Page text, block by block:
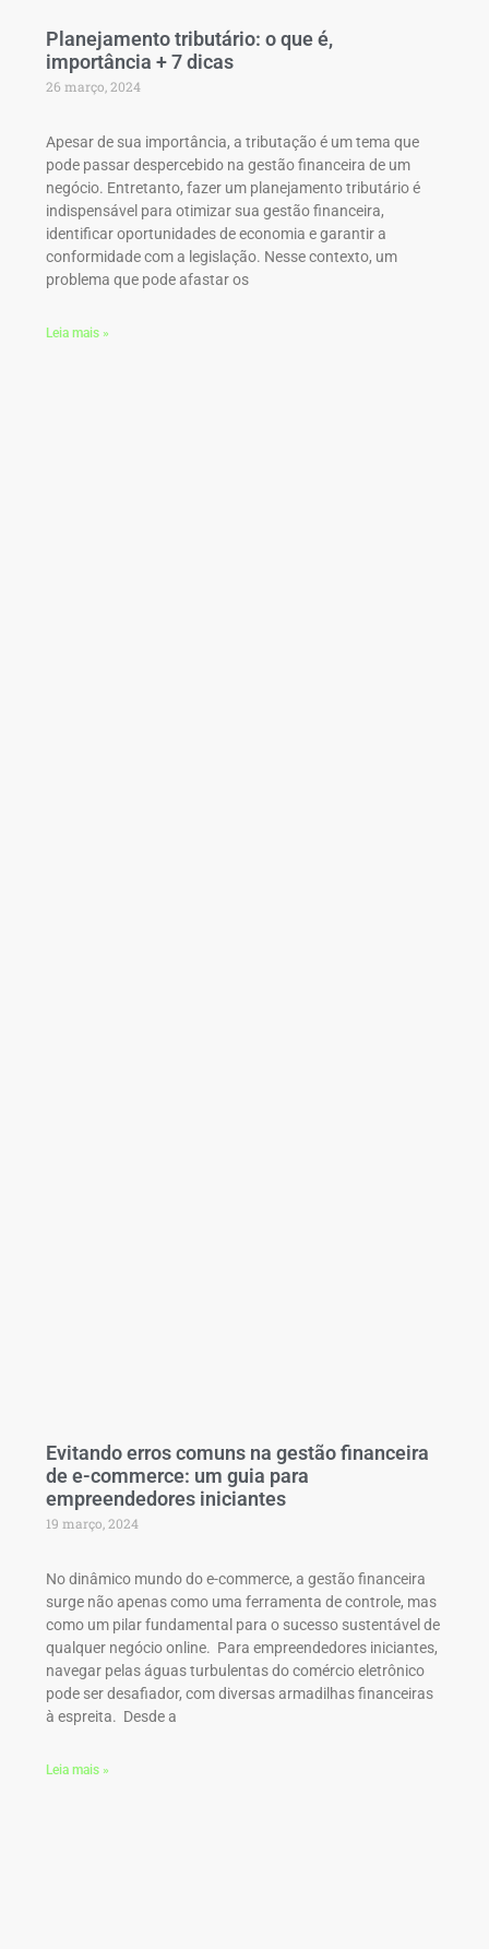
Planejamento tributário: o que é,
importância + 7 dicas
26 março, 2024
Apesar de sua importância, a tributação é um tema que
pode passar despercebido na gestão financeira de um
negócio. Entretanto, fazer um planejamento tributário é
indispensável para otimizar sua gestão financeira,
identificar oportunidades de economia e garantir a
conformidade com a legislação. Nesse contexto, um
problema que pode afastar os
Leia mais »
Evitando erros comuns na gestão financeira
de e-commerce: um guia para
empreendedores iniciantes
19 março, 2024
No dinâmico mundo do e-commerce, a gestão financeira
surge não apenas como uma ferramenta de controle, mas
como um pilar fundamental para o sucesso sustentável de
qualquer negócio online. Para empreendedores iniciantes,
navegar pelas águas turbulentas do comércio eletrônico
pode ser desafiador, com diversas armadilhas financeiras
à espreita. Desde a
Leia mais »